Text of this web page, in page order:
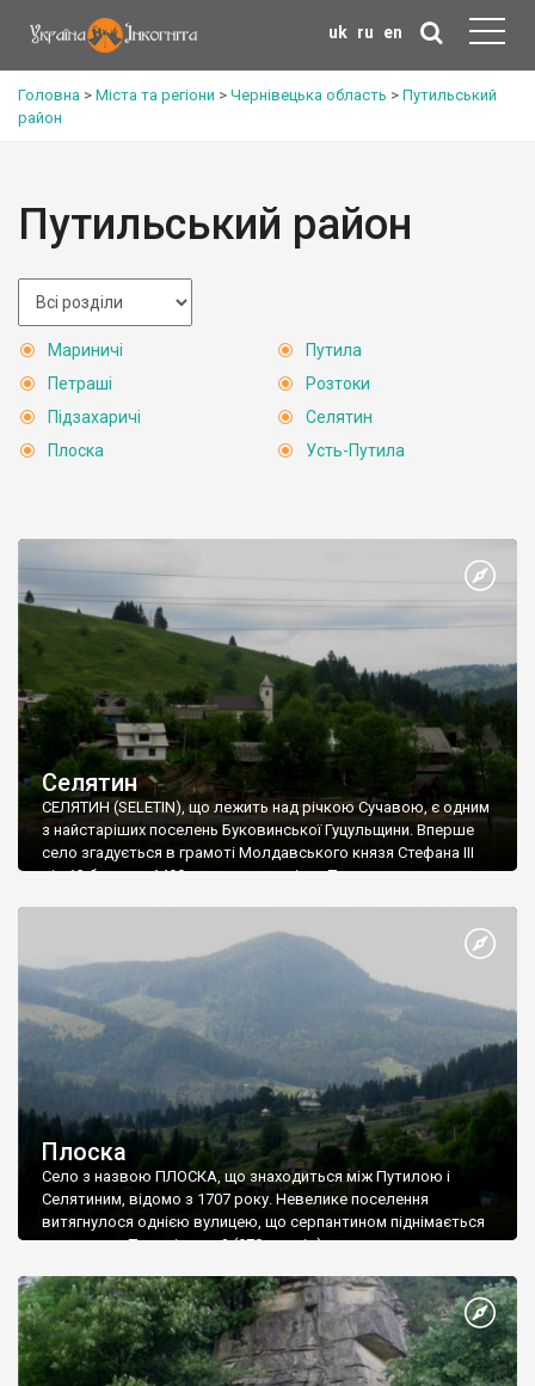
uk ru en
Головна > Міста та регіони > Чернівецька область > Путильський
район
Путильський район
Мариничі
Петраші
Підзахаричі
Плоска
Путила
Розтоки
Селятин
Усть-Путила
Селятин
СЕЛЯТИН (SELETIN), що лежить над річкою Сучавою, є одним
з найстаріших поселень Буковинської Гуцульщини. Вперше
село згадується в грамоті Молдавського князя Стефана ІІІ
від 13 березня 1490 року, як власність Путнянського
Плоска
Cело з назвою ПЛОСКА, що знаходиться між Путилою і
Селятиним, відомо з 1707 року. Невелике поселення
витягнулося однією вулицею, що серпантином піднімається
на перевал Плосківський (970 метрів).